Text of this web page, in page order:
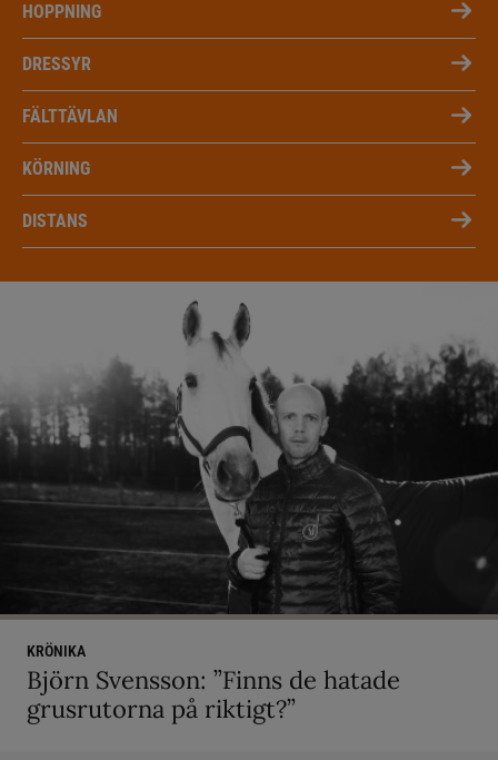
HOPPNING
DRESSYR
FÄLTTÄVLAN
KÖRNING
DISTANS
KRÖNIKA
Björn Svensson: ”Finns de hatade
grusrutorna på riktigt?”